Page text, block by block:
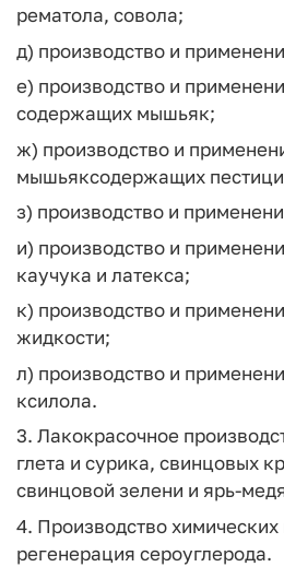
рематола, совола;
д) производство и
е) производство и
содержащих мышьяк;
ж) производство и
мышьяксодержащих
з) производство и
и) производство и
каучука и латекса;
к) производство и
жидкости;
л) производство и
ксилола.
3. Лакокрасочное
глета и сурика, свинцовых
свинцовой зелени и ярь-
4. Производство
регенерация сероуглерода.